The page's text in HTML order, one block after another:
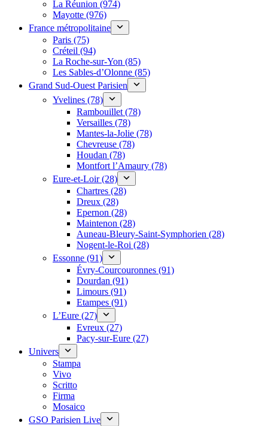
La Réunion (974)
Mayotte (976)
France métropolitaine
Paris (75)
Créteil (94)
La Roche-sur-Yon (85)
Les Sables-d’Olonne (85)
Grand Sud-Ouest Parisien
Yvelines (78)
Rambouillet (78)
Versailles (78)
Mantes-la-Jolie (78)
Chevreuse (78)
Houdan (78)
Montfort l’Amaury (78)
Eure-et-Loir (28)
Chartres (28)
Dreux (28)
Epernon (28)
Maintenon (28)
Auneau-Bleury-Saint-Symphorien (28)
Nogent-le-Roi (28)
Essonne (91)
Évry-Courcouronnes (91)
Dourdan (91)
Limours (91)
Etampes (91)
L’Eure (27)
Evreux (27)
Pacy-sur-Eure (27)
Univers
Stampa
Vivo
Scritto
Firma
Mosaico
GSO Parisien Live